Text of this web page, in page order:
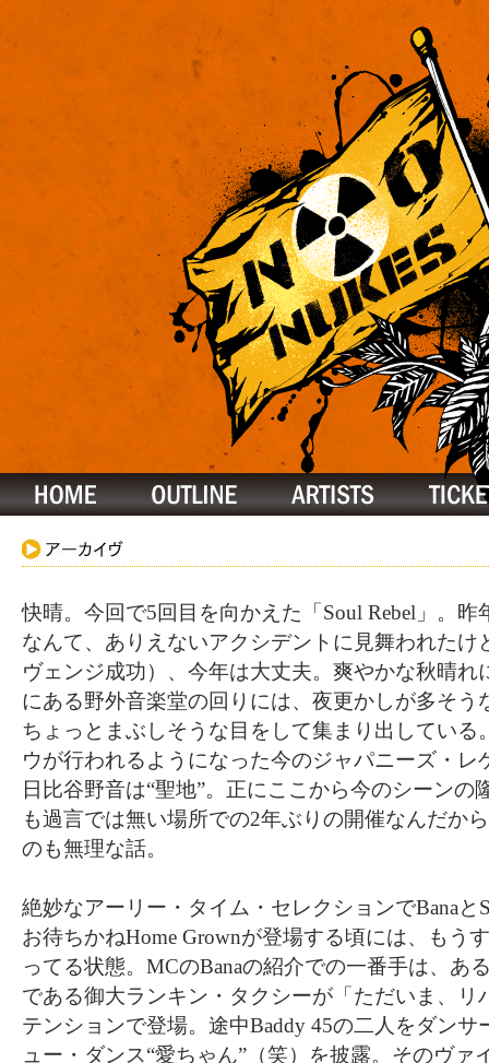
OUTLINE ARTISTS TICKET ACCESS
快晴。今回で5回目を向かえた「Soul Rebel」。
なんて、ありえないアクシデントに見舞われたけ
ヴェンジ成功）、今年は大丈夫。爽やかな秋晴れ
にある野外音楽堂の回りには、夜更かしが多そう
ちょっとまぶしそうな目をして集まり出している
ウが行われるようになった今のジャパニーズ・レ
日比谷野音は“聖地”。正にここから今のシーンの
も過言では無い場所での2年ぶりの開催なんだか
のも無理な話。
絶妙なアーリー・タイム・セレクションでBanaと
お待ちかねHome Grownが登場する頃には、もう
ってる状態。MCのBanaの紹介での一番手は、あ
である御大ランキン・タクシーが「ただいま、リ
テンションで登場。途中Baddy 45の二人をダン
ュー・ダンス“愛ちゃん”（笑）を披露。そのヴァ